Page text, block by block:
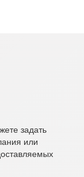
задать
или